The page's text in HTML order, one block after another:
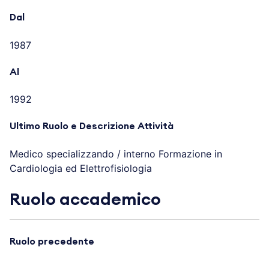
Dal
1987
Al
1992
Ultimo Ruolo e Descrizione Attività
Medico specializzando / interno Formazione in
Cardiologia ed Elettrofisiologia
Ruolo accademico
Ruolo precedente